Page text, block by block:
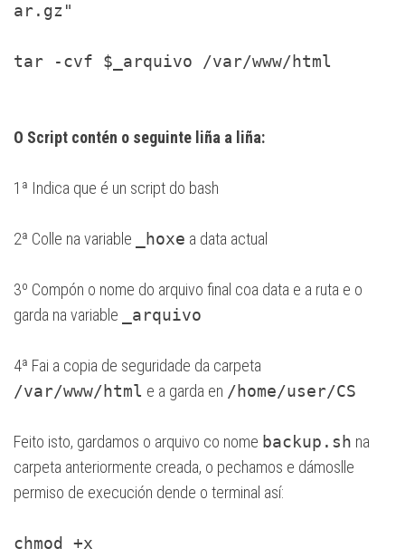
ar.gz"
tar -cvf $_arquivo /var/www/html
O Script contén o seguinte liña a liña:
1ª Indica que é un script do bash
2ª Colle na variable _hoxe a data actual
3º Compón o nome do arquivo final coa data e a ruta e o
garda na variable
_arquivo
4ª Fai a copia de seguridade da carpeta
/var/www/html e a garda en /home/user/CS
Feito isto, gardamos o arquivo co nome backup.sh na
carpeta anteriormente creada, o pechamos e dámoslle
permiso de execución dende o terminal así:
chmod +x